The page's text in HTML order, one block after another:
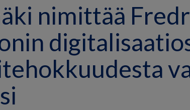
nimittää